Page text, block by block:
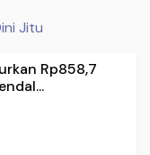
Jitu
Rp858,7